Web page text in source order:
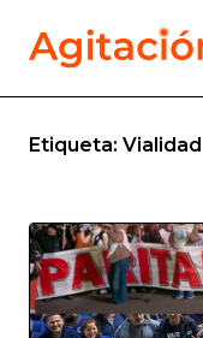
Etiqueta: Vialidad